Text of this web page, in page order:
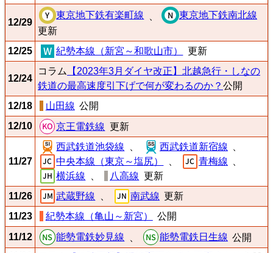
12/29
東京地下鉄有楽町線 、
東京地下鉄南北線
更新
12/25
紀勢本線（新宮～和歌山市） 更新
12/24
コラム
【2023年3月ダイヤ改正】北越急行・しなの
鉄道の最高速度引下げで何が変わるのか？ 公開
12/18
山田線 公開
12/10
京王電鉄線 更新
11/27
西武鉄道池袋線 西武鉄道新宿線
中央本線（東京～塩尻）
青梅線
横浜線
八高線 更新
11/26
武蔵野線 南武線 更新
11/23
紀勢本線（亀山～新宮）
公開
11/12
能勢電鉄妙見線 能勢電鉄日生線 公開